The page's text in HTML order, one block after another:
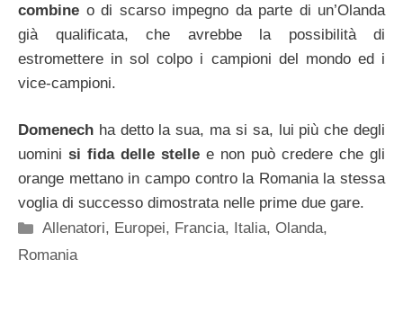
combine o di scarso impegno da parte di un’Olanda
già qualificata, che avrebbe la possibilità di
estromettere in sol colpo i campioni del mondo ed i
vice-campioni.
Domenech ha detto la sua, ma si sa, lui più che degli
uomini si fida delle stelle e non può credere che gli
orange mettano in campo contro la Romania la stessa
voglia di successo dimostrata nelle prime due gare.
Categorie
Allenatori, Europei, Francia, Italia,Olanda,
Romania